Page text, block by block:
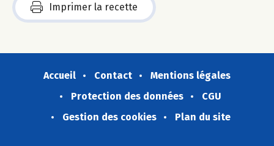
Imprimer la recette
Accueil Contact
Mentions légales
Protection des données
CGU
Gestion des cookies
Plan du site